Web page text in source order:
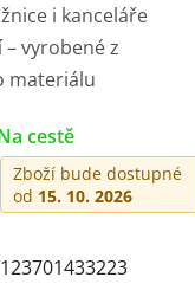
i kanceláře
– vyrobené z
materiálu
cestě
Zboží bude dostupné
od 15. 10. 2026
123701433223